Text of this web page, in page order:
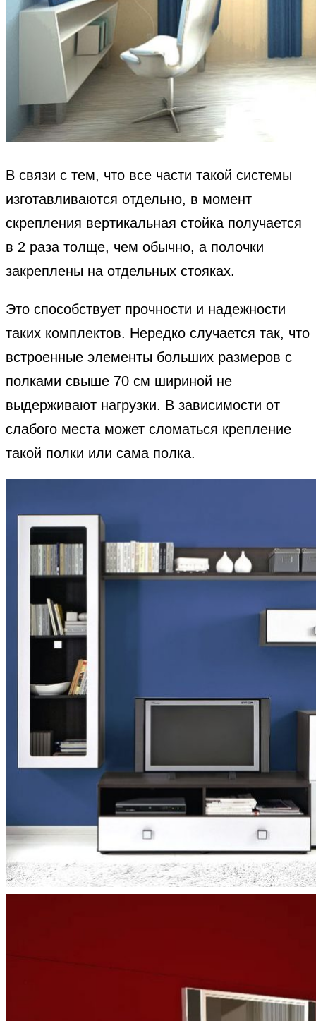
В связи с тем, что все части такой системы
изготавливаются отдельно, в момент
скрепления вертикальная стойка получается
в 2 раза толще, чем обычно, а полочки
закреплены на отдельных стояках.
Это способствует прочности и надежности
таких комплектов. Нередко случается так, что
встроенные элементы больших размеров с
полками свыше 70 см шириной не
выдерживают нагрузки. В зависимости от
слабого места может сломаться крепление
такой полки или сама полка.